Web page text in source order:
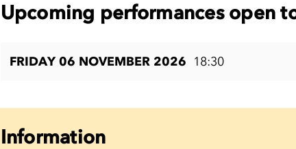
Upcoming performances open
FRIDAY 06 NOVEMBER 2026 18:30
Information